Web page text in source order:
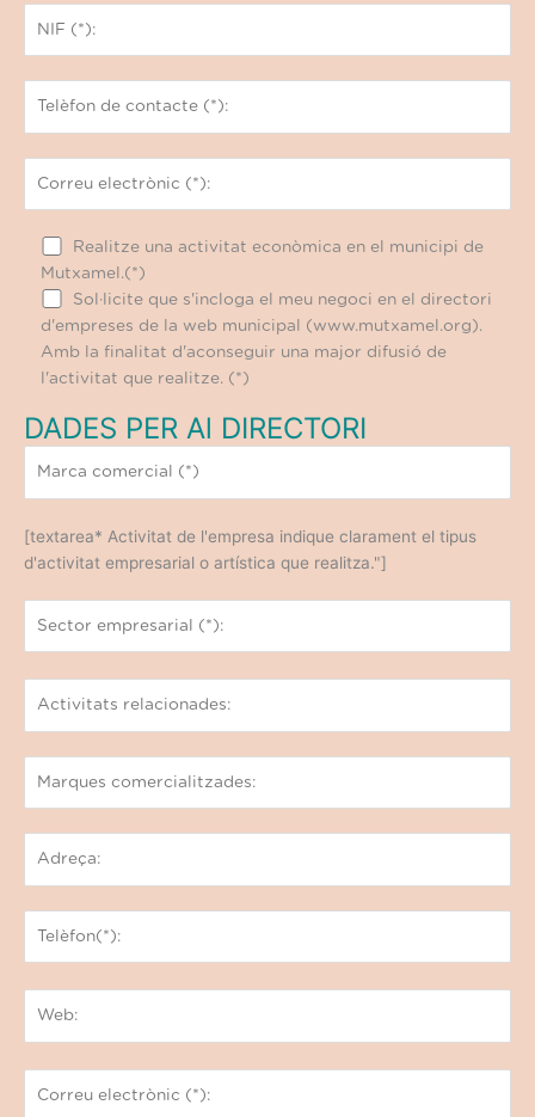
Realitze una activitat econòmica en el municipi de
Mutxamel.(*)
Sol·licite que s'incloga el meu negoci en el directori
d'empreses de la web municipal (www.mutxamel.org).
Amb la finalitat d'aconseguir una major difusió de
l'activitat que realitze. (*)
DADES PER Al DIRECTORI
[textarea* Activitat de l'empresa indique clarament el tipus
d'activitat empresarial o artística que realitza."]